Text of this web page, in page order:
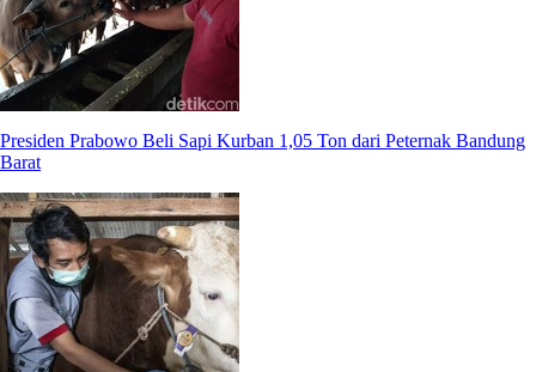
Presiden Prabowo Beli Sapi Kurban 1,05 Ton dari Peternak Bandung
Barat